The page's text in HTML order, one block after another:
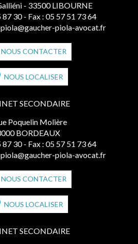
- 33500 LIBOURNE
87 30 - Fax : 05 57 51 73 64
piola-avocat.fr
NOUS CONTACTER
NOUS LOCALISER
SECONDAIRE
Poquelin Molière
BORDEAUX
87 30 - Fax : 05 57 51 73 64
piola-avocat.fr
NOUS CONTACTER
NOUS LOCALISER
SECONDAIRE